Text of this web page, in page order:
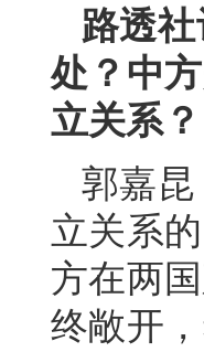
路透
处？中
立关系？
郭嘉
立关系
方在两
终敞开